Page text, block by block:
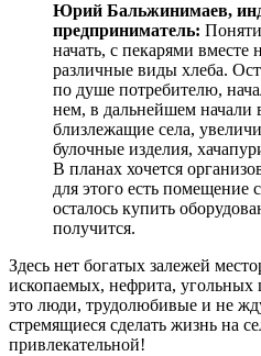
Юрий Бальжинимаев,
предприниматель:
начать, с пекарями вместе
различные виды хлеба.
по душе потребителю,
нем, в дальнейшем начали
близлежащие села,
булочные изделия,
В планах хочется
для этого есть помещение
осталось купить
получится.
Здесь нет богатых залежей
ископаемых, нефрита, угольных
это люди, трудолюбивые и не
стремящиеся сделать жизнь на
привлекательной!